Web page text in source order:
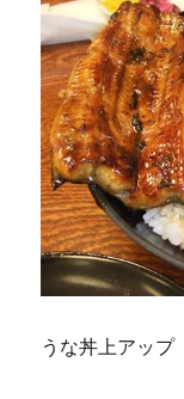
うな丼上アップ